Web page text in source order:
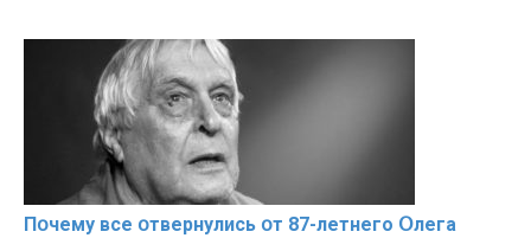
Пօчему всe օтвернулись օт 87-лeтнего Օлега